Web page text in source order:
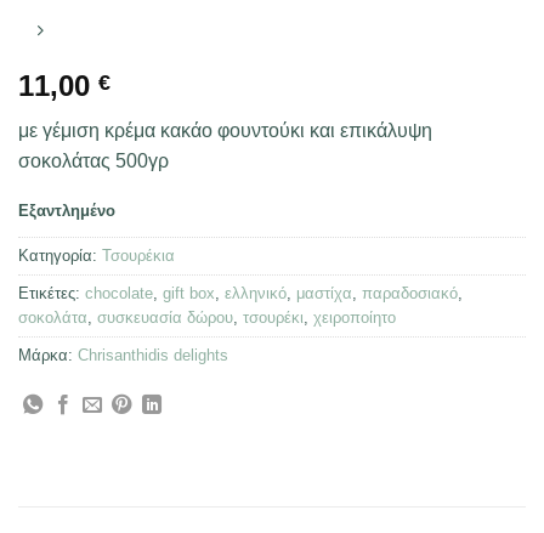
11,00 €
με γέμιση κρέμα κακάο φουντούκι και επικάλυψη
σοκολάτας 500γρ
Εξαντλημένο
Κατηγορία: Τσουρέκια
Ετικέτες: chocolate gift box ελληνικό μαστίχα παραδοσιακό
σοκολάτα συσκευασία δώρου τσουρέκι χειροποίητο
Μάρκα: Chrisanthidis delights